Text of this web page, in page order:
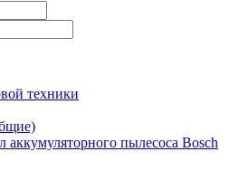
техники
пылесоса Bosch